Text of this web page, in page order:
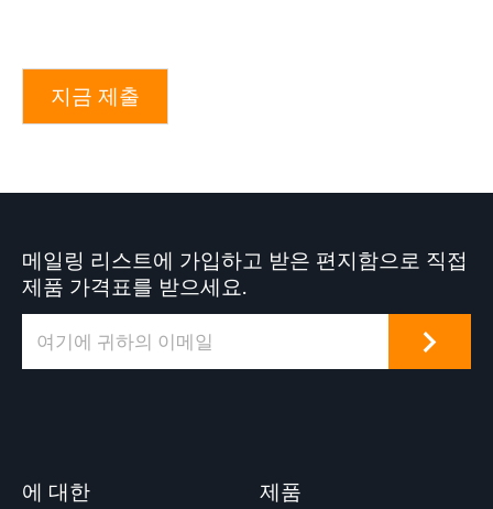
지금 제출
메일링 리스트에 가입하고 받은 편지함으로 직접
제품 가격표를 받으세요.
에 대한
제품